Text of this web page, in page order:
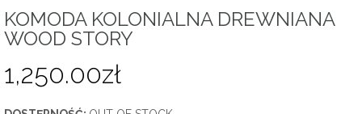
KOMODA KOLONIALNA DREWNIANA
WOOD STORY
1,250.00zł